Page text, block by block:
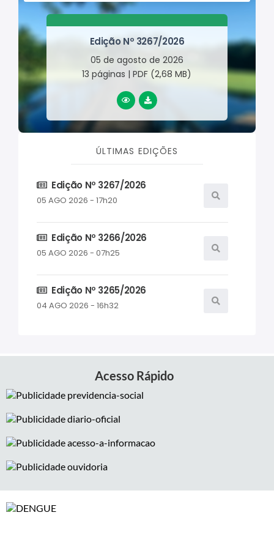
Edição Nº 3267/2026
05 de agosto de 2026
13 páginas | PDF (2,68 MB)
LER ONLINEBAIXAR
ÚLTIMAS EDIÇÕES
Edição Nº 3267/2026
05 AGO 2026 - 17h20
Edição Nº 3266/2026
05 AGO 2026 - 07h25
Edição Nº 3265/2026
04 AGO 2026 - 16h32
04 AGO 2026 - 07h06
Edição Nº 3263/2026
Edição Nº 3262/2026
03 AGO 2026 - 07h59
31 JUL 2026 - 18h32
Acesso Rápido